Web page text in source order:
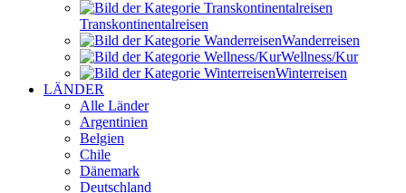
Transkontinental­reisen
Wander­reisen
Wellness/Kur
Winter­reisen
LÄNDER
Alle Länder
Argentinien
Belgien
Chile
Dänemark
Deutschland